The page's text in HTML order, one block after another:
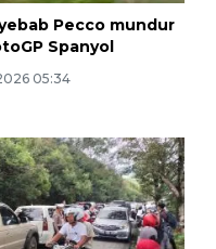
Pecco mundur
Spanyol
05:34